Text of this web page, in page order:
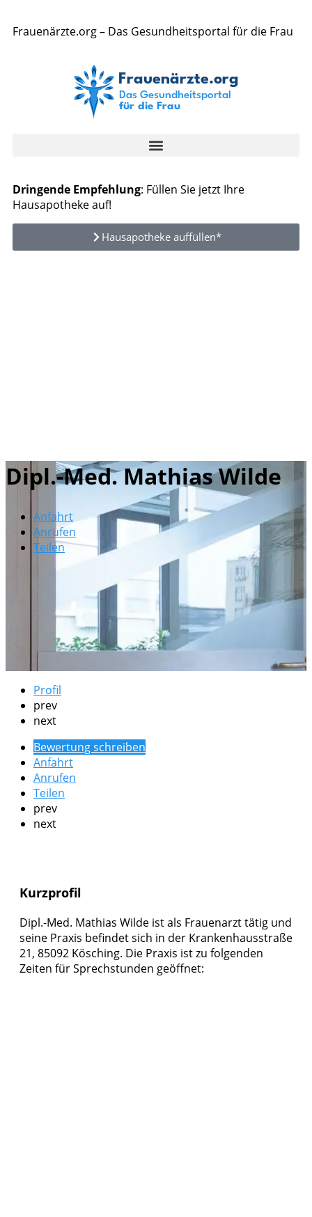
Frauenärzte.org – Das Gesundheitsportal für die Frau
Dringende Empfehlung: Füllen Sie jetzt Ihre
Hausapotheke auf!
Hausapotheke auffüllen*
Dipl.-Med. Mathias Wilde
Anfahrt
Anrufen
Teilen
Profil
prev
next
Bewertung schreiben
Anfahrt
Anrufen
Teilen
prev
next
Kurzprofil
Dipl.-Med. Mathias Wilde ist als Frauenarzt tätig und
seine Praxis befindet sich in der Krankenhausstraße
21, 85092 Kösching. Die Praxis ist zu folgenden
Zeiten für Sprechstunden geöffnet: